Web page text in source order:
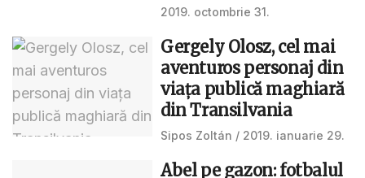
2019. octombrie 31.
Gergely Olosz, cel mai
aventuros personaj din
viața publică maghiară
din Transilvania
Sipos Zoltán 2019. ianuarie 29.
Abel pe gazon: fotbalul